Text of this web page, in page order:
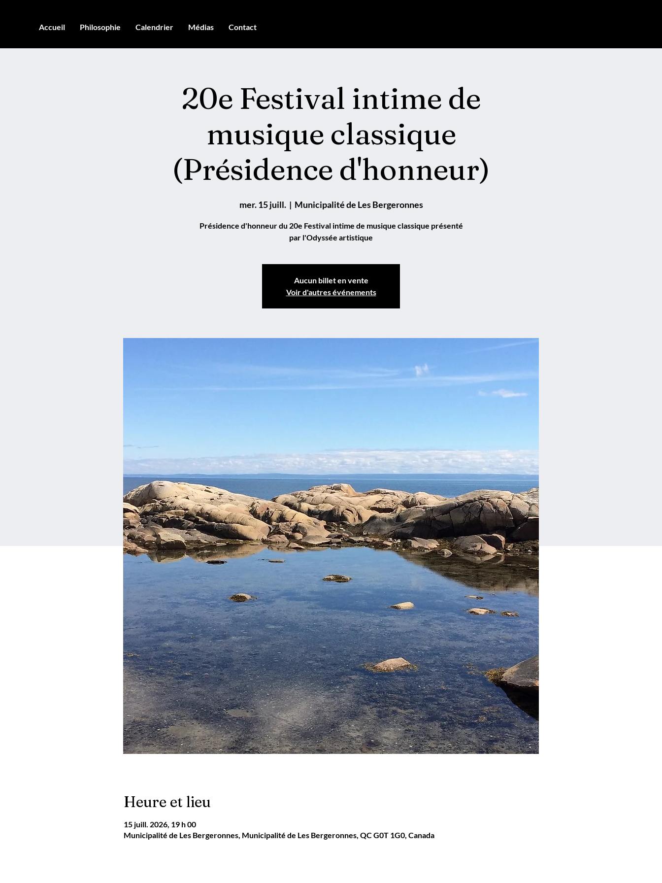
Accueil Philosophie Calendrier Médias Contact
20e Festival intime de
musique classique
(Présidence d'honneur)
mer. 15 juill.
  |
Municipalité de Les Bergeronnes
Présidence d'honneur du 20e Festival intime de musique classique présenté
par l'Odyssée artistique
Aucun billet en vente
Voir d'autres événements
Heure et lieu
15 juill. 2026, 19 h 00
Municipalité de Les Bergeronnes, Municipalité de Les Bergeronnes, QC G0T 1G0, Canada